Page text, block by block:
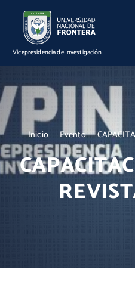
c
o
e
n
t
Vicepresidencia de Investigación
Inicio Evento